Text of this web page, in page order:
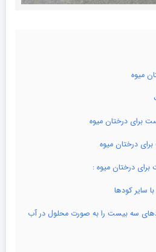
میوه
برای درختان میوه
درختان میوه
درختان میوه :
سایر کودها
سه بیست را به صورت محلول در آب